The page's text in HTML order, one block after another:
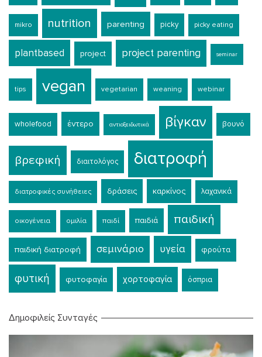
mikro nutrition parenting picky picky eating
plantbased project project parenting seminar
tips vegan vegetarian weaning webinar
wholefood έντερο αντιοξειδωτικά βίγκαν βουνό
βρεφική διαιτολόγος διατροφή
διατροφικές συνήθειες δράσεις καρκίνος λαχανικά
οικογένεια ομιλία παιδί παιδιά παιδική
παιδική διατροφή σεμινάριο υγεία φρούτα
φυτική φυτοφαγία χορτοφαγία όσπρια
Δημοφιλείς Συνταγές